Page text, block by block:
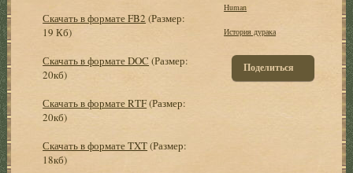
Скачать в формате FB2 (Размер:
19 Кб)
Скачать в формате DOC (Размер:
20кб)
Скачать в формате RTF(Размер:
20кб)
Скачать в формате TXT(Размер:
18кб)
Human
История дурака
Поделиться